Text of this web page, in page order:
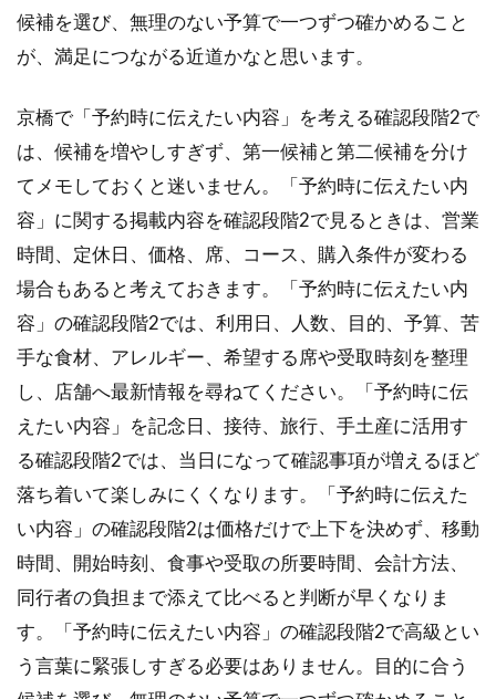
候補を選び、無理のない予算で一つずつ確かめること
が、満足につながる近道かなと思います。
京橋で「予約時に伝えたい内容」を考える確認段階2で
は、候補を増やしすぎず、第一候補と第二候補を分け
てメモしておくと迷いません。「予約時に伝えたい内
容」に関する掲載内容を確認段階2で見るときは、営業
時間、定休日、価格、席、コース、購入条件が変わる
場合もあると考えておきます。「予約時に伝えたい内
容」の確認段階2では、利用日、人数、目的、予算、苦
手な食材、アレルギー、希望する席や受取時刻を整理
し、店舗へ最新情報を尋ねてください。「予約時に伝
えたい内容」を記念日、接待、旅行、手土産に活用す
る確認段階2では、当日になって確認事項が増えるほど
落ち着いて楽しみにくくなります。「予約時に伝えた
い内容」の確認段階2は価格だけで上下を決めず、移動
時間、開始時刻、食事や受取の所要時間、会計方法、
同行者の負担まで添えて比べると判断が早くなりま
す。「予約時に伝えたい内容」の確認段階2で高級とい
う言葉に緊張しすぎる必要はありません。目的に合う